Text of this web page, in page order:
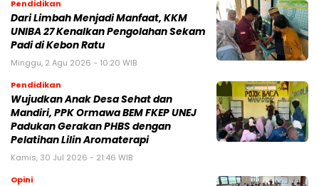
Pendidikan
Dari Limbah Menjadi Manfaat, KKM
UNIBA 27 Kenalkan Pengolahan Sekam
Padi di Kebon Ratu
Minggu, 2 Agu 2026 - 10:20 WIB
Pendidikan
Wujudkan Anak Desa Sehat dan
Mandiri, PPK Ormawa BEM FKEP UNEJ
Padukan Gerakan PHBS dengan
Pelatihan Lilin Aromaterapi
Kamis, 30 Jul 2026 - 21:46 WIB
Opini